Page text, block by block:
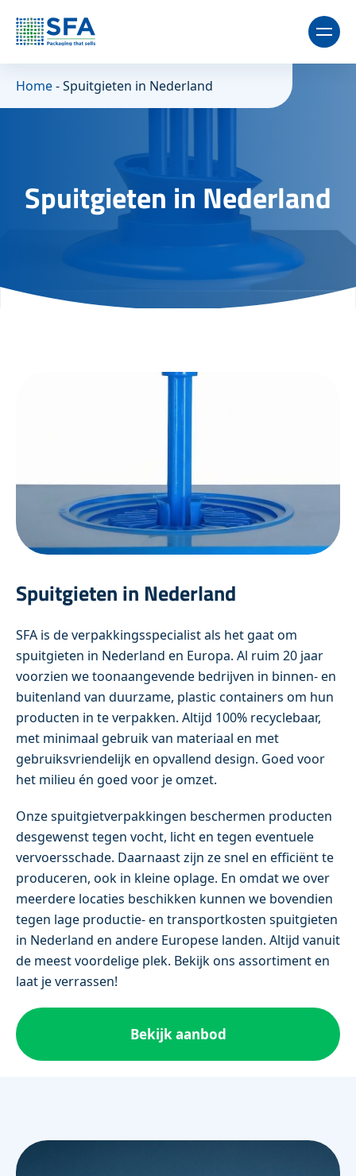
Home-Spuitgieten in Nederland
Spuitgieten in Nederland
Spuitgieten in Nederland
SFA is de verpakkingsspecialist als het gaat om
spuitgieten in Nederland en Europa. Al ruim 20 jaar
voorzien we toonaangevende bedrijven in binnen- en
buitenland van duurzame, plastic containers om hun
producten in te verpakken. Altijd 100% recyclebaar,
met minimaal gebruik van materiaal en met
gebruiksvriendelijk en opvallend design. Goed voor
het milieu én goed voor je omzet.
Onze spuitgietverpakkingen beschermen producten
desgewenst tegen vocht, licht en tegen eventuele
vervoersschade. Daarnaast zijn ze snel en efficiënt te
produceren, ook in kleine oplage. En omdat we over
meerdere locaties beschikken kunnen we bovendien
tegen lage productie- en transportkosten spuitgieten
in Nederland en andere Europese landen. Altijd vanuit
de meest voordelige plek. Bekijk ons assortiment en
laat je verrassen!
Bekijk aanbod